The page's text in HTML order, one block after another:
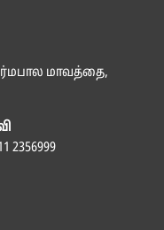
தர்மபால மாவத்தை,
2356999